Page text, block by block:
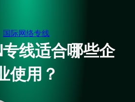
国际网络专线
线适合哪些企
使用？